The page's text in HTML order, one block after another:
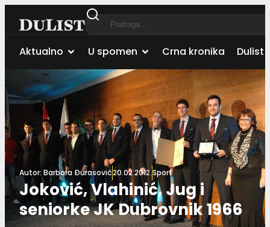
Aktualno U spomen Crna kronika Dulist
Autor:Barbara Đurasović20.02.2012.Sport
Joković, Vlahinić, Jug i
seniorke JK Dubrovnik 1966